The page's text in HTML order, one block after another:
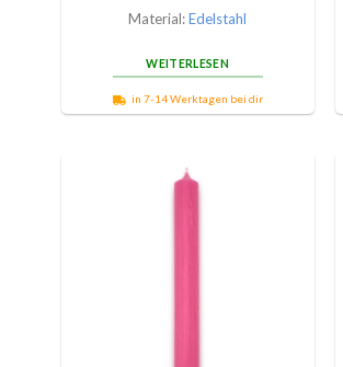
Material:Edelstahl
WEITERLESEN
in 7-14 Werktagen bei dir